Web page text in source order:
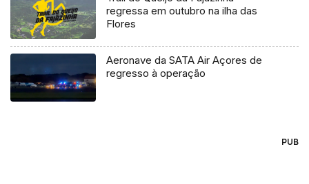
regressa em outubro na ilha das
Flores
Aeronave da SATA Air Açores de
regresso à operação
PUB